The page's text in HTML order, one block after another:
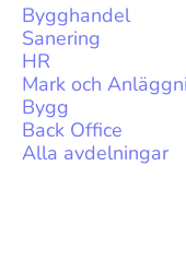
Bygghandel
Sanering
HR
Mark och
Bygg
Back Office
Alla avdelningar